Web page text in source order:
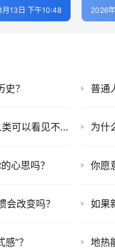
13日 下午10:48 2026
？
为什么说黑洞照片的意义，是证明了人类可以看见不可见？ 为什
心思吗？ 你愿
会改变吗？ 如果
”？ 地热